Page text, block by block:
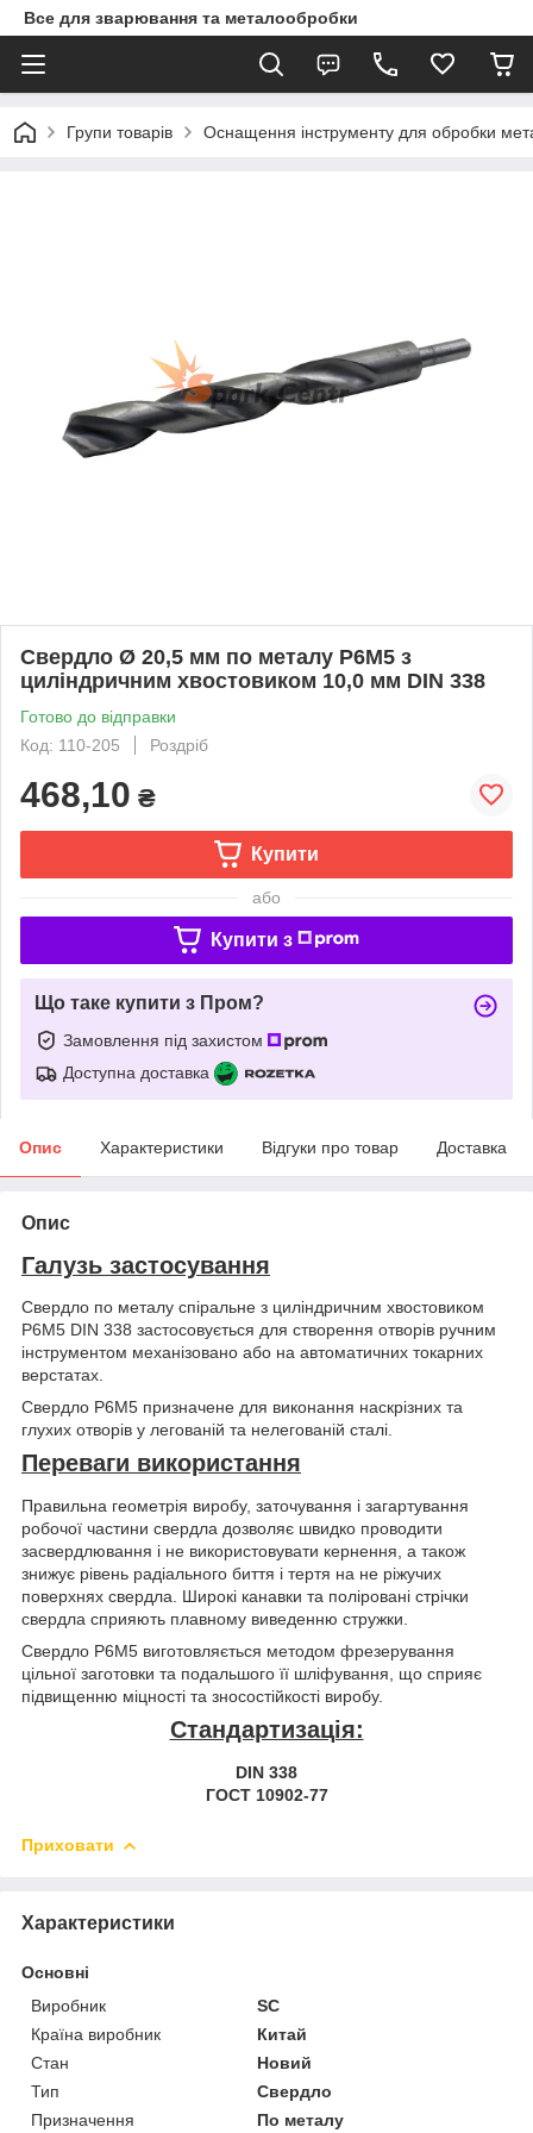
Все для зварювання та металообробки
Групи товарів Оснащення інструменту для обробки
Свердло Ø 20,5 мм по металу P6M5 з
циліндричним хвостовиком 10,0 мм DIN 338
Готово до відправки
Код: 110-205
Роздріб
468,10 ₴
Купити
або
Купити з
Що таке купити з Пром?
Замовлення під захистом
Доступна доставка
Опис Характеристики Відгуки про товар Доставка
Опис
Галузь застосування
Свердло по металу спіральне з циліндричним хвостовиком
P6M5 DIN 338 застосовується для створення отворів ручним
інструментом механізовано або на автоматичних токарних
верстатах.
Свердло Р6М5 призначене для виконання наскрізних та
глухих отворів у легованій та нелегованій сталі.
Переваги використання
Правильна геометрія виробу, заточування і загартування
робочої частини свердла дозволяє швидко проводити
засвердлювання і не використовувати кернення, а також
знижує рівень радіального биття і тертя на не ріжучих
поверхнях свердла. Широкі канавки та поліровані стрічки
свердла сприяють плавному виведенню стружки.
Свердло Р6М5 виготовляється методом фрезерування
цільної заготовки та подальшого її шліфування, що сприяє
підвищенню міцності та зносостійкості виробу.
Стандартизація:
DIN 338
ГОСТ 10902-77
Приховати
Характеристики
Основні
Виробник
SC
Країна виробник
Китай
Стан
Новий
Тип
Свердло
Призначення
По металу